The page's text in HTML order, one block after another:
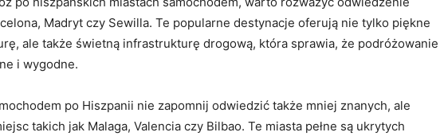
Madryt czy Sewilla.⁤ Te popularne destynacje oferują nie tylko piękne
ale ⁢także świetną infrastrukturę drogową, która sprawia, że podróżowanie​
i wygodne.
po Hiszpanii nie zapomnij odwiedzić także mniej​ znanych, ale
takich jak Malaga, Valencia ​czy Bilbao. Te miasta pełne⁤ są ukrytych